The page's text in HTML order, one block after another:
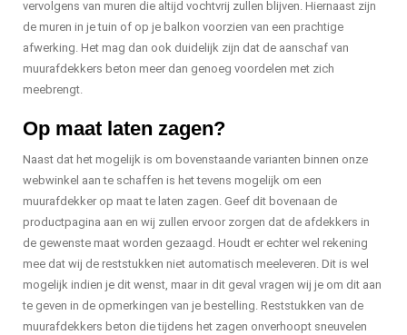
vervolgens van muren die altijd vochtvrij zullen blijven. Hiernaast zijn
de muren in je tuin of op je balkon voorzien van een prachtige
afwerking. Het mag dan ook duidelijk zijn dat de aanschaf van
muurafdekkers beton meer dan genoeg voordelen met zich
meebrengt.
Op maat laten zagen?
Naast dat het mogelijk is om bovenstaande varianten binnen onze
webwinkel aan te schaffen is het tevens mogelijk om een
muurafdekker op maat te laten zagen. Geef dit bovenaan de
productpagina aan en wij zullen ervoor zorgen dat de afdekkers in
de gewenste maat worden gezaagd. Houdt er echter wel rekening
mee dat wij de reststukken niet automatisch meeleveren. Dit is wel
mogelijk indien je dit wenst, maar in dit geval vragen wij je om dit aan
te geven in de opmerkingen van je bestelling. Reststukken van de
muurafdekkers beton die tijdens het zagen onverhoopt sneuvelen